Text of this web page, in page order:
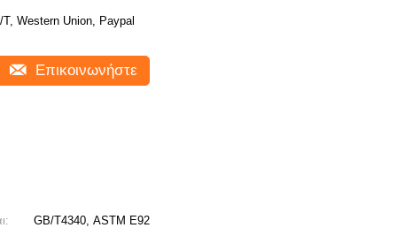
T, Western Union, Paypal
Επικοινωνήστε
GB/T4340, ASTM E92